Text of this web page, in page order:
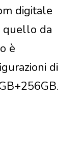
digitale
quello da
è
di